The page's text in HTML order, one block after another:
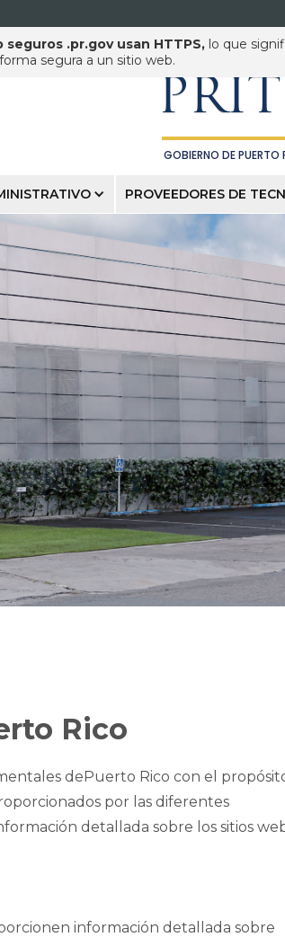
seguros .pr.gov usan HTTPS, lo que
segura a un sitio web.
PUERTO RICO
GOBIERNO DE PUERTO
PROVEEDORES DE
Rico
dePuerto Rico con el
por las diferentes
detallada sobre los sitios
información detallada sobre